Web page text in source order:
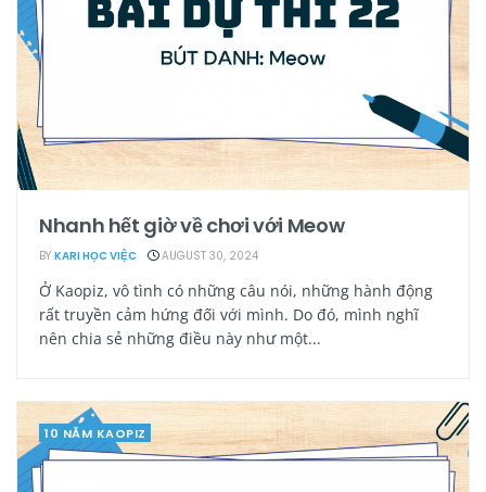
Nhanh hết giờ về chơi với Meow
BY KARI HỌC VIỆC AUGUST 30, 2024
Ở Kaopiz, vô tình có những câu nói, những hành động
rất truyền cảm hứng đối với mình. Do đó, mình nghĩ
nên chia sẻ những điều này như một...
10 NĂM KAOPIZ